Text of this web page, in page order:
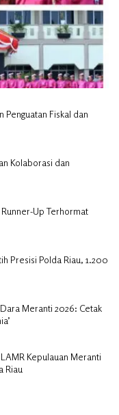
Penguatan Fiskal dan
Kolaborasi dan
Runner-Up Terhormat
Presisi Polda Riau, 1.200
Meranti 2026: Cetak
Kepulauan Meranti
Riau